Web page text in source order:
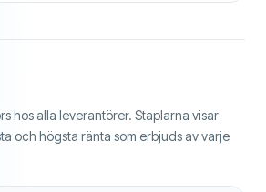
hos alla leverantörer. Staplarna visar
och högsta ränta som erbjuds av varje